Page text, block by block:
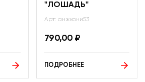
"ЛОШАДЬ"
Арт: анжкони53
790,00 ₽
ПОДРОБНЕЕ